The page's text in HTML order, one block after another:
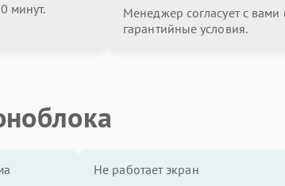
минут.
Менеджер согласует с вами
гарантийные условия.
Не работает экран